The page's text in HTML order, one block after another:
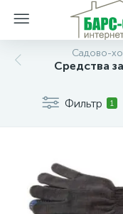
Садово-
Средства
Фильтр 1